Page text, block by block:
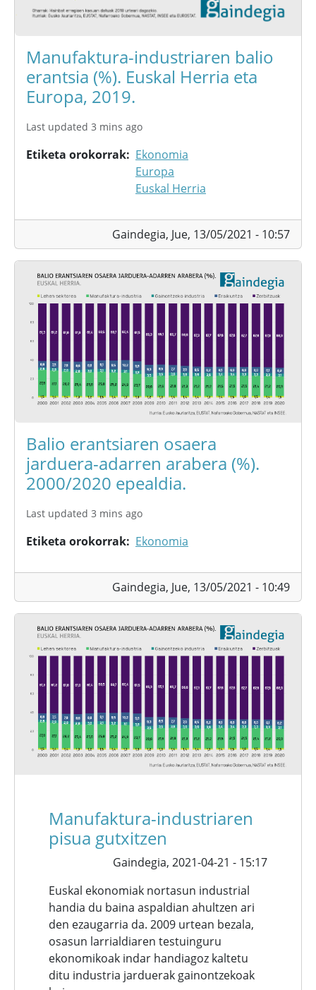
Manufaktura-industriaren balio
erantsia (%). Euskal Herria eta
Europa, 2019.
Last updated 3 mins ago
Etiketa orokorrak
Ekonomia
Europa
Euskal Herria
Gaindegia, Jue, 13/05/2021 - 10:57
Balio erantsiaren osaera
jarduera-adarren arabera (%).
2000/2020 epealdia.
Last updated 3 mins ago
Etiketa orokorrak Ekonomia
Gaindegia, Jue, 13/05/2021 - 10:49
Manufaktura-industriaren
pisua gutxitzen
Gaindegia, 2021-04-21 - 15:17
Euskal ekonomiak nortasun industrial
handia du baina aspaldian ahultzen ari
den ezaugarria da. 2009 urtean bezala,
osasun larrialdiaren testuinguru
ekonomikoak indar handiagoz kaltetu
ditu industria jarduerak gainontzekoak